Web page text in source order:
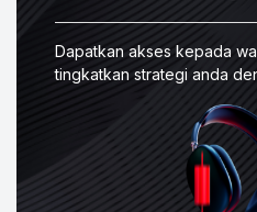
Dapatkan akses kepada
tingkatkan strategi anda